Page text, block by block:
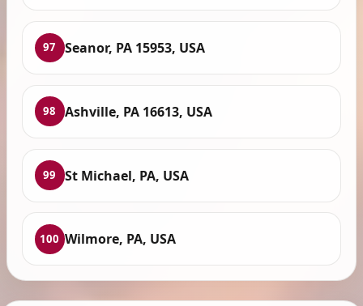
97 Seanor, PA 15953, USA
98 Ashville, PA 16613, USA
99 St Michael, PA, USA
100 Wilmore, PA, USA